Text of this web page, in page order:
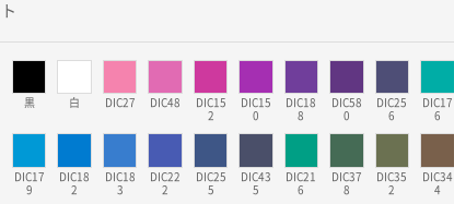
ト
黒 白 DIC27 DIC48
DIC15
2
DIC15
0
DIC18
8
DIC58
0
DIC25
6
DIC17
6
DIC17
9
DIC18
2
DIC18
3
DIC22
2
DIC25
5
DIC43
5
DIC21
6
DIC37
8
DIC35
2
DIC34
4